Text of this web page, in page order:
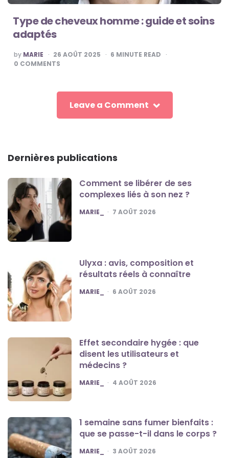
Type de cheveux homme : guide et soins
adaptés
POSTED
BY
by MARIE 26 AOÛT 2025 6 MINUTE READ
0 COMMENTS
Leave a Comment
Dernières publications
Comment se libérer de ses
complexes liés à son nez ?
POSTED
MARIE_ 7 AOÛT 2026
Ulyxa : avis, composition et
résultats réels à connaître
POSTED
MARIE_ 6 AOÛT 2026
Effet secondaire hygée : que
disent les utilisateurs et
médecins ?
POSTED
MARIE_ 4 AOÛT 2026
1 semaine sans fumer bienfaits :
que se passe-t-il dans le corps ?
POSTED
MARIE_ 3 AOÛT 2026